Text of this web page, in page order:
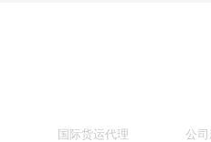
国际货运代理
公